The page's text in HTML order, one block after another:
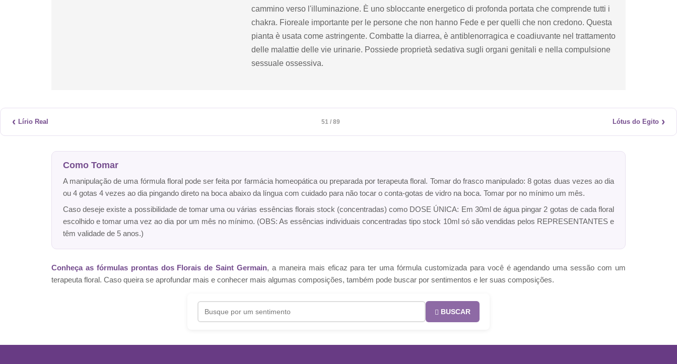
cammino verso l'illuminazione. È uno sbloccante energetico di profonda portata che comprende tutti i
chakra. Fioreale importante per le persone che non hanno Fede e per quelli che non credono. Questa
pianta è usata come astringente. Combatte la diarrea, è antiblenorragica e coadiuvante nel trattamento
delle malattie delle vie urinarie. Possiede proprietà sedativa sugli organi genitali e nella compulsione
sessuale ossessiva.
‹ Lírio Real 51 / 89 Lótus do Egito ›
Como Tomar
A manipulação de uma fórmula floral pode ser feita por farmácia homeopática ou preparada por terapeuta floral. Tomar do frasco manipulado: 8 gotas duas vezes ao dia
ou 4 gotas 4 vezes ao dia pingando direto na boca abaixo da língua com cuidado para não tocar o conta-gotas de vidro na boca. Tomar por no mínimo um mês.
Caso deseje existe a possibilidade de tomar uma ou várias essências florais stock (concentradas) como DOSE ÚNICA: Em 30ml de água pingar 2 gotas de cada floral
escolhido e tomar uma vez ao dia por um mês no mínimo. (OBS: As essências individuais concentradas tipo stock 10ml só são vendidas pelos REPRESENTANTES e
têm validade de 5 anos.)
Conheça as fórmulas prontas dos Florais de Saint Germain, a maneira mais eficaz para ter uma fórmula customizada para você é agendando uma sessão com um
terapeuta floral. Caso queira se aprofundar mais e conhecer mais algumas composições, também pode buscar por sentimentos e ler suas composições.
BUSCAR